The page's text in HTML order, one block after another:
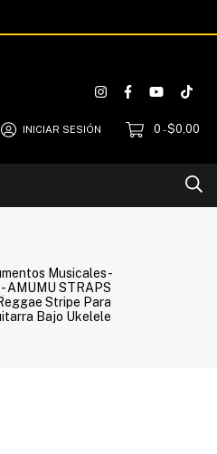
INICIAR SESIÓN 0 -$0,00
Musicales-
- AMUMU STRAPS
Stripe Para
Bajo Ukelele